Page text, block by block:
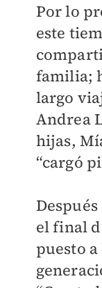
Por lo
este
familia;
largo
Andrea
hijas,
“cargó
el final
puesto